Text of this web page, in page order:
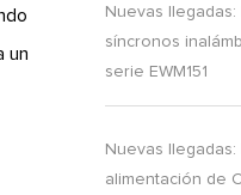
un
Nuevas
síncronos
serie EWM151
Nuevas
alimentación de